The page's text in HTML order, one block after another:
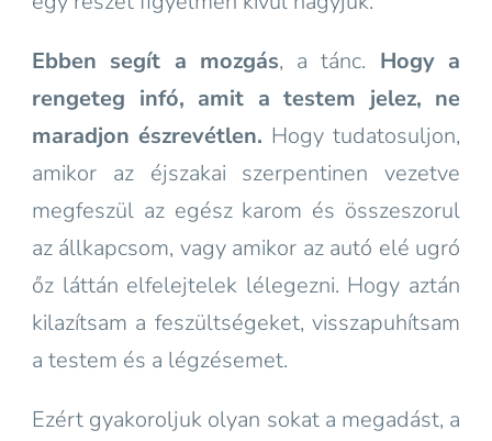
Ebben segít a mozgás, a tánc. Hogy a
rengeteg infó, amit a testem jelez, ne
maradjon észrevétlen. Hogy tudatosuljon,
amikor az éjszakai szerpentinen vezetve
megfeszül az egész karom és összeszorul
az állkapcsom, vagy amikor az autó elé ugró
őz láttán elfelejtelek lélegezni. Hogy aztán
kilazítsam a feszültségeket, visszapuhítsam
a testem és a légzésemet.
Ezért gyakoroljuk olyan sokat a megadást, a